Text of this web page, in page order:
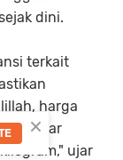
dini.
terkait
harga
berkisar
ujar
×